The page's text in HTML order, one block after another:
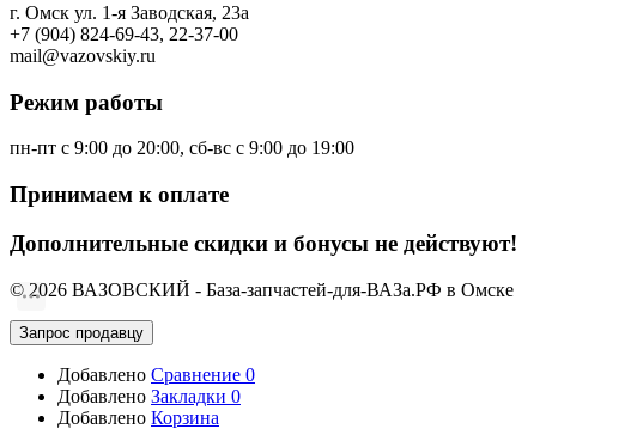
г. Омск ул. 1-я Заводская, 23а
+7 (904) 824-69-43, 22-37-00
mail@vazovskiy.ru
Режим работы
пн-пт с 9:00 до 20:00, сб-вс с 9:00 до 19:00
Принимаем к оплате
Дополнительные скидки и бонусы не действуют!
© 2026 ВАЗОВСКИЙ - База-запчастей-для-ВАЗа.РФ в Омске
Запрос продавцу
Добавлено Сравнение 0
Добавлено Закладки 0
Добавлено Корзина